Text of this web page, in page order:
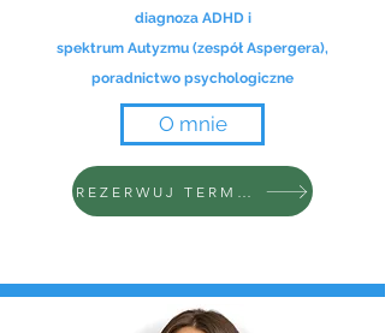
diagnoza ADHD i
spektrum Autyzmu (zespół Aspergera),
poradnictwo psychologiczne
O mnie